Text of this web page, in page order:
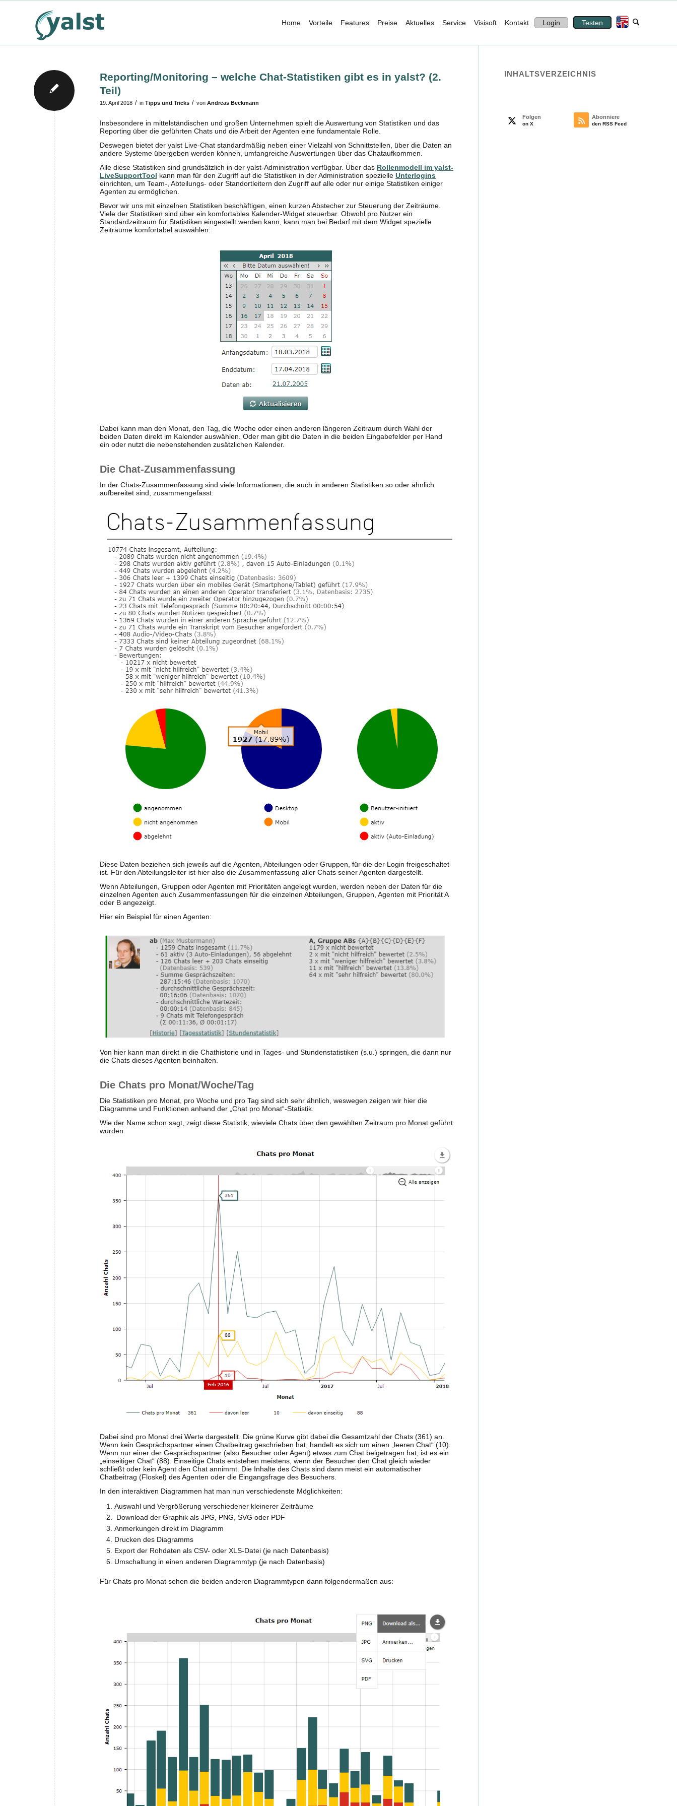
Home Vorteile Features Preise Aktuelles Service Visisoft Kontakt Login Testen
Reporting/Monitoring – welche Chat-Statistiken gibt es in yalst? (2.
Teil)
19. April 2018 / in Tipps und Tricks / von Andreas Beckmann
Insbesondere in mittelständischen und großen Unternehmen spielt die Auswertung von Statistiken und das
Reporting über die geführten Chats und die Arbeit der Agenten eine fundamentale Rolle.
Deswegen bietet der yalst Live-Chat standardmäßig neben einer Vielzahl von Schnittstellen, über die Daten an
andere Systeme übergeben werden können, umfangreiche Auswertungen über das Chataufkommen.
Alle diese Statistiken sind grundsätzlich in der yalst-Administration verfügbar. Über das Rollenmodell im yalst-
LiveSupportTool kann man für den Zugriff auf die Statistiken in der Administration spezielle Unterlogins
einrichten, um Team-, Abteilungs- oder Standortleitern den Zugriff auf alle oder nur einige Statistiken einiger
Agenten zu ermöglichen.
Bevor wir uns mit einzelnen Statistiken beschäftigen, einen kurzen Abstecher zur Steuerung der Zeiträume.
Viele der Statistiken sind über ein komfortables Kalender-Widget steuerbar. Obwohl pro Nutzer ein
Standardzeitraum für Statistiken eingestellt werden kann, kann man bei Bedarf mit dem Widget spezielle
Zeiträume komfortabel auswählen:
Dabei kann man den Monat, den Tag, die Woche oder einen anderen längeren Zeitraum durch Wahl der
beiden Daten direkt im Kalender auswählen. Oder man gibt die Daten in die beiden Eingabefelder per Hand
ein oder nutzt die nebenstehenden zusätzlichen Kalender.
Die Chat-Zusammenfassung
In der Chats-Zusammenfassung sind viele Informationen, die auch in anderen Statistiken so oder ähnlich
aufbereitet sind, zusammengefasst:
Diese Daten beziehen sich jeweils auf die Agenten, Abteilungen oder Gruppen, für die der Login freigeschaltet
ist. Für den Abteilungsleiter ist hier also die Zusammenfassung aller Chats seiner Agenten dargestellt.
Wenn Abteilungen, Gruppen oder Agenten mit Prioritäten angelegt wurden, werden neben der Daten für die
einzelnen Agenten auch Zusammenfassungen für die einzelnen Abteilungen, Gruppen, Agenten mit Priorität A
oder B angezeigt.
Hier ein Beispiel für einen Agenten:
Von hier kann man direkt in die Chathistorie und in Tages- und Stundenstatistiken (s.u.) springen, die dann nur
die Chats dieses Agenten beinhalten.
Die Chats pro Monat/Woche/Tag
Die Statistiken pro Monat, pro Woche und pro Tag sind sich sehr ähnlich, weswegen zeigen wir hier die
Diagramme und Funktionen anhand der „Chat pro Monat“-Statistik.
Wie der Name schon sagt, zeigt diese Statistik, wieviele Chats über den gewählten Zeitraum pro Monat geführt
wurden:
Dabei sind pro Monat drei Werte dargestellt. Die grüne Kurve gibt dabei die Gesamtzahl der Chats (361) an.
Wenn kein Gesprächspartner einen Chatbeitrag geschrieben hat, handelt es sich um einen „leeren Chat“ (10).
Wenn nur einer der Gesprächspartner (also Besucher oder Agent) etwas zum Chat beigetragen hat, ist es ein
„einseitiger Chat“ (88). Einseitige Chats entstehen meistens, wenn der Besucher den Chat gleich wieder
schließt oder kein Agent den Chat annimmt. Die Inhalte des Chats sind dann meist ein automatischer
Chatbeitrag (Floskel) des Agenten oder die Eingangsfrage des Besuchers.
In den interaktiven Diagrammen hat man nun verschiedenste Möglichkeiten:
Auswahl und Vergrößerung verschiedener kleinerer Zeiträume
Download der Graphik als JPG, PNG, SVG oder PDF
Anmerkungen direkt im Diagramm
Drucken des Diagramms
Export der Rohdaten als CSV- oder XLS-Datei (je nach Datenbasis)
Umschaltung in einen anderen Diagrammtyp (je nach Datenbasis)
Für Chats pro Monat sehen die beiden anderen Diagrammtypen dann folgendermaßen aus:
INHALTS­VERZEICHNIS
Folgen
on X
Abonniere
den RSS Feed